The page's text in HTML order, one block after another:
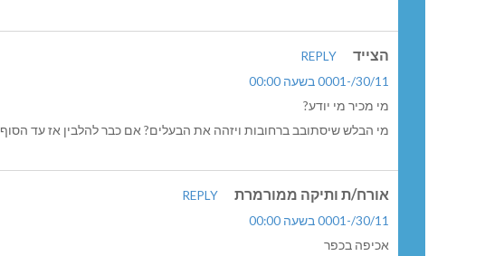
הצייד
REPLY
30/11/-0001 בשעה 00:00
מי מכיר מי יודע?
מי הבלש שיסתובב ברחובות ויזהה את הבעלים? אם כבר להלבין אז עד הסוף
אורח/ת ותיקה ממורמרת
REPLY
30/11/-0001 בשעה 00:00
אכיפה בכפר